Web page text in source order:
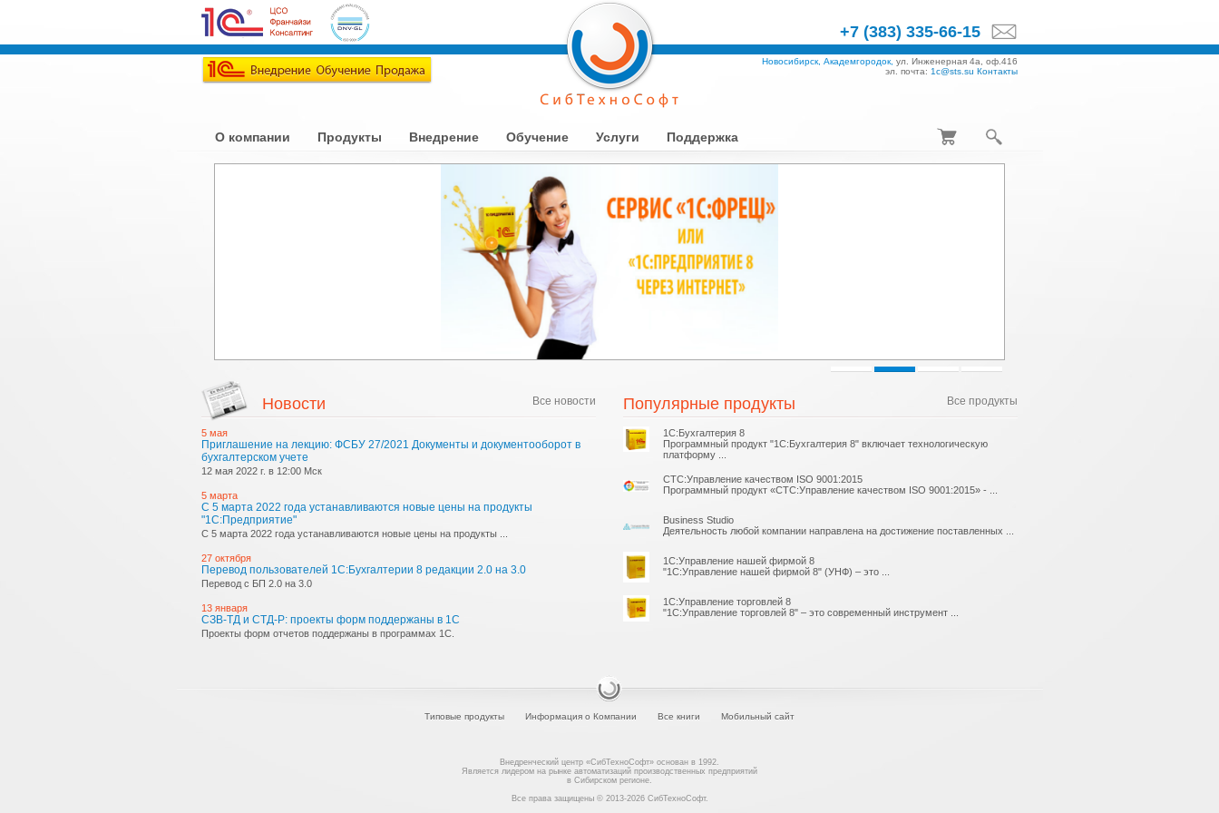
+7 (383) 335-66-15
Новосибирск, Академгородок, ул. Инженерная 4а, оф.416
эл. почта: 1c@sts.su Контакты
О компании Продукты Внедрение Обучение Услуги Поддержка
Новости Все новости
5 мая
Приглашение на лекцию: ФСБУ 27/2021 Документы и документооборот в
бухгалтерском учете
12 мая 2022 г. в 12:00 Мск
5 марта
С 5 марта 2022 года устанавливаются новые цены на продукты
"1С:Предприятие"
С 5 марта 2022 года устанавливаются новые цены на продукты ...
27 октября
Перевод пользователей 1С:Бухгалтерии 8 редакции 2.0 на 3.0
Перевод с БП 2.0 на 3.0
13 января
СЗВ-ТД и СТД-Р: проекты форм поддержаны в 1С
Проекты форм отчетов поддержаны в программах 1С.
Популярные продукты Все продукты
1С:Бухгалтерия 8
Программный продукт "1С:Бухгалтерия 8" включает технологическую
платформу ...
СТС:Управление качеством ISO 9001:2015
Программный продукт «СТС:Управление качеством ISO 9001:2015» - ...
Business Studio
Деятельность любой компании направлена на достижение поставленных ...
1С:Управление нашей фирмой 8
"1С:Управление нашей фирмой 8" (УНФ) – это ...
1С:Управление торговлей 8
"1С:Управление торговлей 8" – это современный инструмент ...
Типовые продукты Информация о Компании Все книги Мобильный сайт
Внедренческий центр «СибТехноСофт» основан в 1992.
Является лидером на рынке автоматизаций производственных предприятий
в Сибирском регионе.
Все права защищены © 2013-2026 СибТехноСофт.